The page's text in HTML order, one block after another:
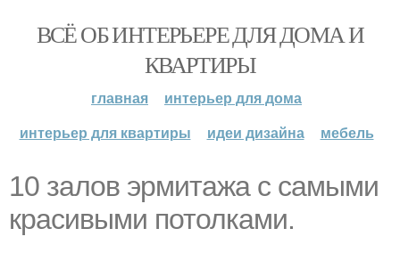
ВСЁ ОБ ИНТЕРЬЕРЕ ДЛЯ ДОМА И
КВАРТИРЫ
главная
интерьер для дома
интерьер для квартиры
идеи дизайна мебель
10 залов эрмитажа с самыми
красивыми потолками.